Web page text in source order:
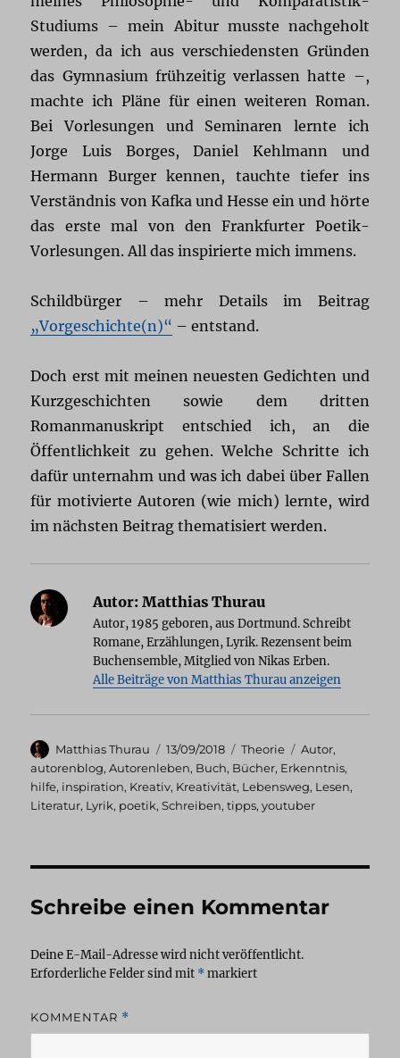
Studiums – mein Abitur musste nachgeholt
werden, da ich aus verschiedensten Gründen
das Gymnasium frühzeitig verlassen hatte –,
machte ich Pläne für einen weiteren Roman.
Bei Vorlesungen und Seminaren lernte ich
Jorge Luis Borges, Daniel Kehlmann und
Hermann Burger kennen, tauchte tiefer ins
Verständnis von Kafka und Hesse ein und hörte
das erste mal von den Frankfurter Poetik-
Vorlesungen. All das inspirierte mich immens.
Schildbürger – mehr Details im Beitrag
„Vorgeschichte(n)“ – entstand.
Doch erst mit meinen neuesten Gedichten und
Kurzgeschichten sowie dem dritten
Romanmanuskript entschied ich, an die
Öffentlichkeit zu gehen. Welche Schritte ich
dafür unternahm und was ich dabei über Fallen
für motivierte Autoren (wie mich) lernte, wird
im nächsten Beitrag thematisiert werden.
Autor: Matthias Thurau
Autor, 1985 geboren, aus Dortmund. Schreibt
Romane, Erzählungen, Lyrik. Rezensent beim
Buchensemble, Mitglied von Nikas Erben.
Alle Beiträge von Matthias Thurau anzeigen
Autor
Matthias Thurau
Veröffentlicht
am
13/09/2018 Kategorien
Theorie Schlagwörter
Autor,
autorenblog,Autorenleben, Buch, Bücher, Erkenntnis,
hilfe, inspiration, Kreativ, Kreativität, Lebensweg, Lesen,
Literatur, Lyrik, poetik,Schreiben,tipps,youtuber
Schreibe einen Kommentar
Deine E-Mail-Adresse wird nicht veröffentlicht.
Erforderliche Felder sind mit *markiert
KOMMENTAR *